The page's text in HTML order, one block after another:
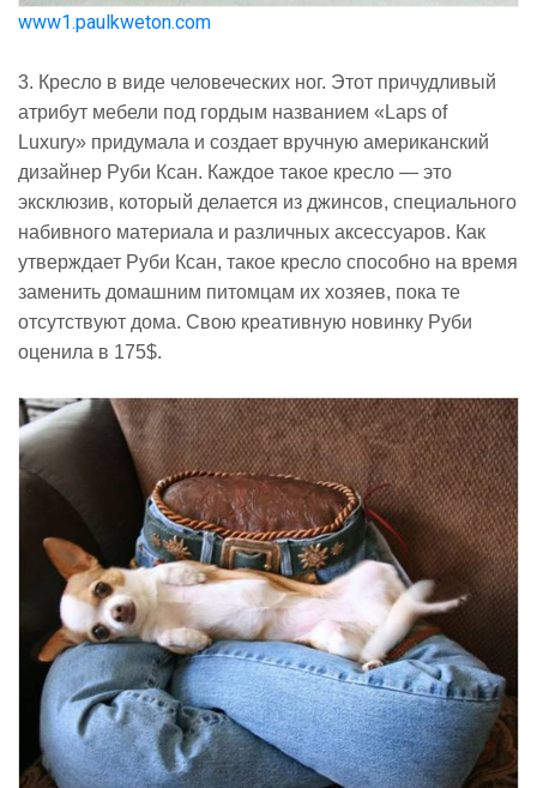
www1.paulkweton.com
3. Кресло в виде человеческих ног. Этот причудливый
атрибут мебели под гордым названием «Laps of
Luxury» придумала и создает вручную американский
дизайнер Руби Ксан. Каждое такое кресло — это
эксклюзив, который делается из джинсов, специального
набивного материала и различных аксессуаров. Как
утверждает Руби Ксан, такое кресло способно на время
заменить домашним питомцам их хозяев, пока те
отсутствуют дома. Свою креативную новинку Руби
оценила в 175$.